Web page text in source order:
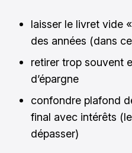
laisser le livret vide
des années (dans
retirer trop souvent
d’épargne
confondre plafond
final avec intérêts
dépasser)